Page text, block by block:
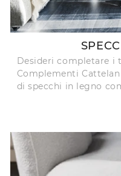
Desideri completare i
Complementi
di specchi in legno